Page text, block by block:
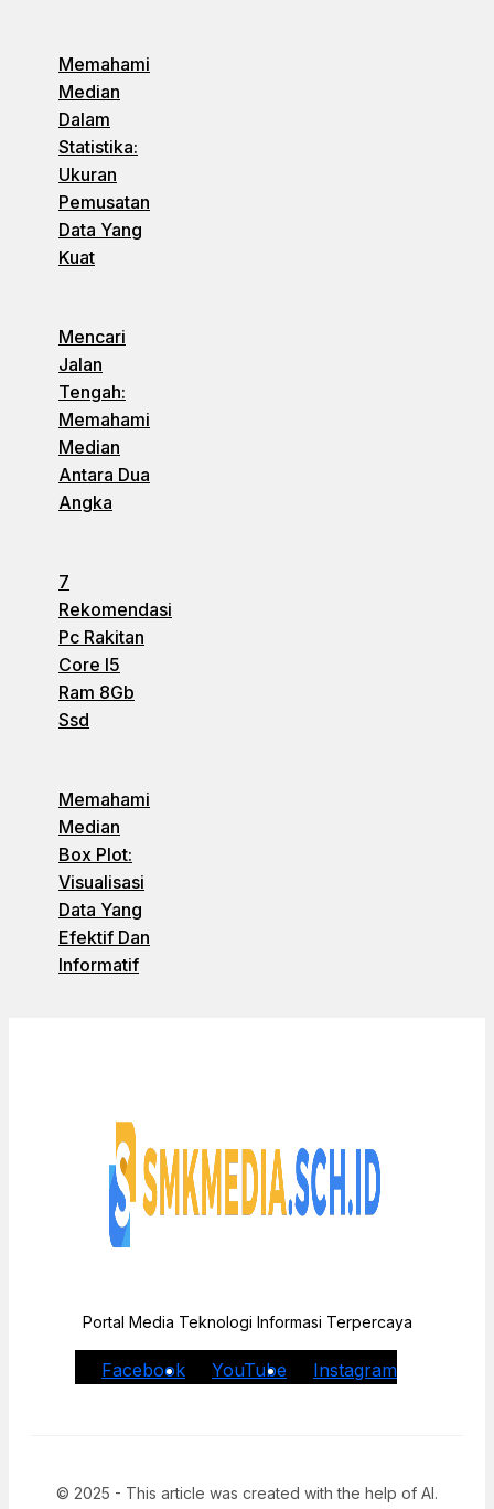
Memahami
Median
Dalam
Statistika:
Ukuran
Pemusatan
Data Yang
Kuat
Mencari
Jalan
Tengah:
Memahami
Median
Antara Dua
Angka
7
Rekomendasi
Pc Rakitan
Core I5
Ram 8Gb
Ssd
Memahami
Median
Box Plot:
Visualisasi
Data Yang
Efektif Dan
Informatif
Portal Media Teknologi Informasi Terpercaya
Facebook YouTube Instagram
© 2025 - This article was created with the help of AI.